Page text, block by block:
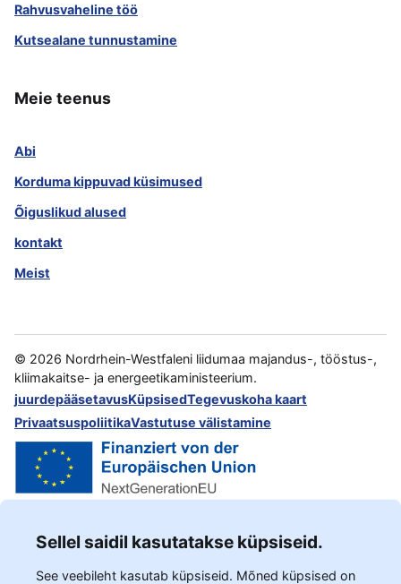
Rahvusvaheline töö
Kutsealane tunnustamine
Meie teenus
Abi
Korduma kippuvad küsimused
Õiguslikud alused
kontakt
Meist
© 2026 Nordrhein-Westfaleni liidumaa majandus-, tööstus-,
kliimakaitse- ja energeetikaministeerium.
juurdepääsetavusKüpsisedTegevuskoha kaart
PrivaatsuspoliitikaVastutuse välistamine
Sellel saidil kasutatakse küpsiseid.
See veebileht kasutab küpsiseid. Mõned küpsised on